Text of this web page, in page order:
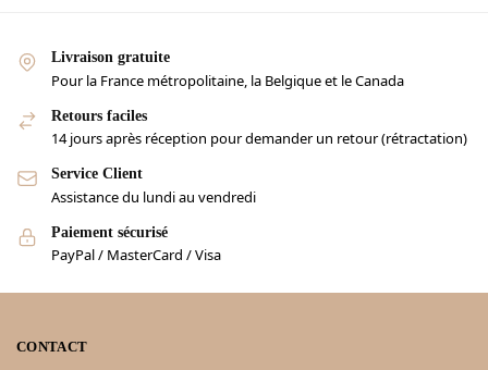
Livraison gratuite
Pour la France métropolitaine, la Belgique et le Canada
Retours faciles
14 jours après réception pour demander un retour (rétractation)
Service Client
Assistance du lundi au vendredi
Paiement sécurisé
PayPal / MasterCard / Visa
CONTACT